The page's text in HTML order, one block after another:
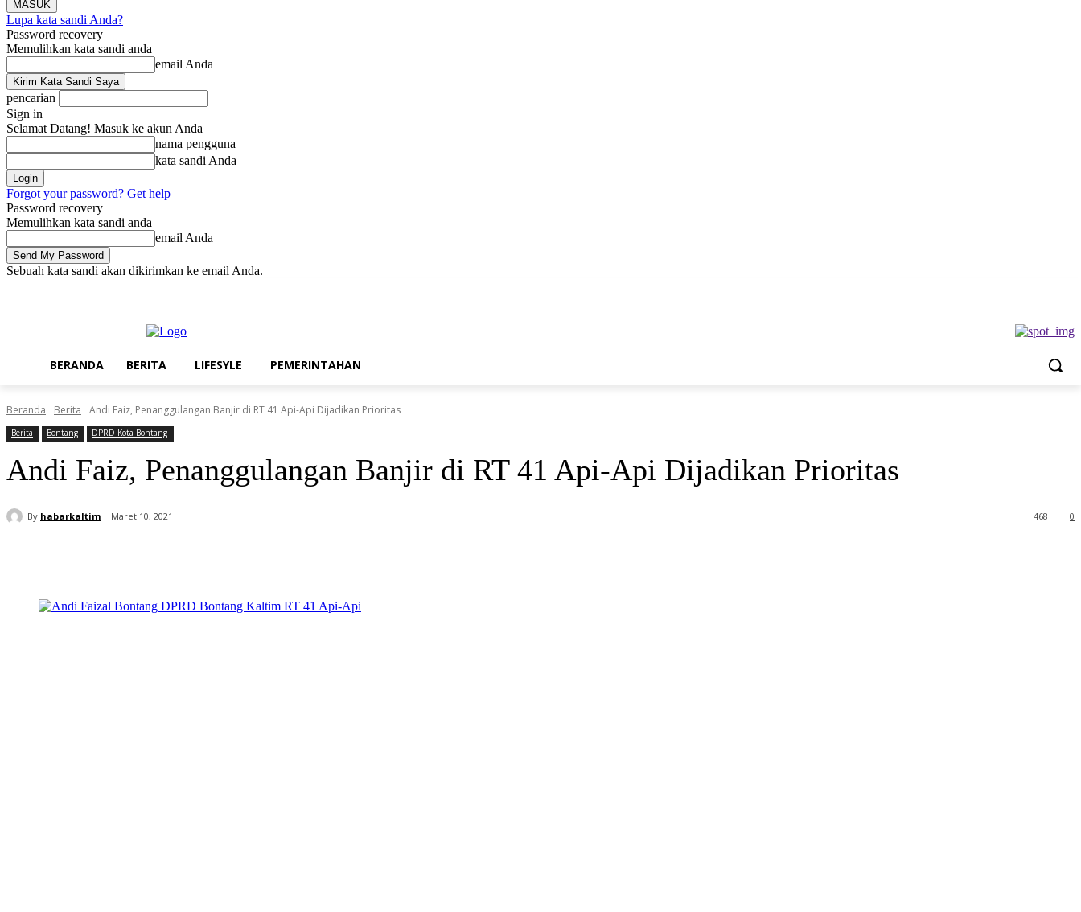
Lupa kata sandi Anda?
Password recovery
Memulihkan kata sandi anda
email Anda
pencarian
Sign in
Selamat Datang! Masuk ke akun Anda
nama pengguna
kata sandi Anda
Forgot your password? Get help
Password recovery
Memulihkan kata sandi anda
email Anda
Sebuah kata sandi akan dikirimkan ke email Anda.
BERANDA BERITA LIFESYLE PEMERINTAHAN
Beranda Berita Andi Faiz, Penanggulangan Banjir di RT 41 Api-Api Dijadikan Prioritas
Berita Bontang DPRD Kota Bontang
Andi Faiz, Penanggulangan Banjir di RT 41 Api-Api Dijadikan Prioritas
By habarkaltim Maret 10, 2021 0
468